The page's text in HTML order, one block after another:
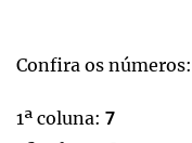
Confira os números:
1ª coluna: 7